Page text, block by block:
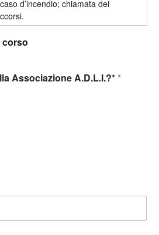
d’incendio; chiamata dei
corso
Associazione A.D.L.I.?**